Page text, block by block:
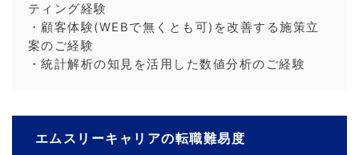
ティング経験
・顧客体験(WEBで無くとも可)を改善する施策立
案のご経験
・統計解析の知見を活用した数値分析のご経験
エムスリーキャリアの転職難易度